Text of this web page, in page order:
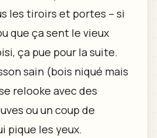
les tiroirs et portes – si
que ça sent le vieux
ça pue pour la suite.
sain (bois niqué mais
relooke avec des
ou un coup de
pique les yeux.